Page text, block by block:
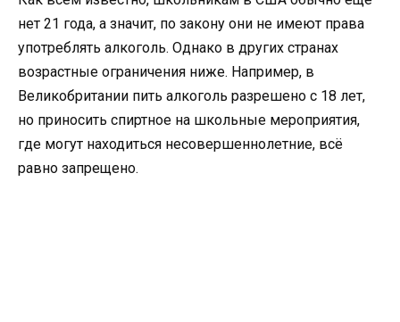
нет 21 года, а значит, по закону они не имеют права
употреблять алкоголь. Однако в других странах
возрастные ограничения ниже. Например, в
Великобритании пить алкоголь разрешено с 18 лет,
но приносить спиртное на школьные мероприятия,
где могут находиться несовершеннолетние, всё
равно запрещено.